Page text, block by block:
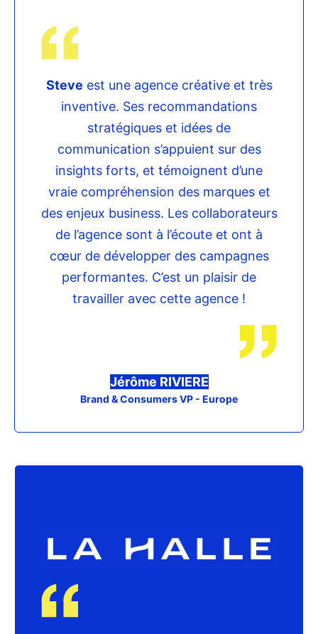
Steve est une agence créative et très
inventive. Ses recommandations
stratégiques et idées de
communication s’appuient sur des
insights forts, et témoignent d’une
vraie compréhension des marques et
des enjeux business. Les collaborateurs
de l’agence sont à l’écoute et ont à
cœur de développer des campagnes
performantes. C’est un plaisir de
travailler avec cette agence !
Jérôme RIVIERE
Brand & Consumers VP - Europe